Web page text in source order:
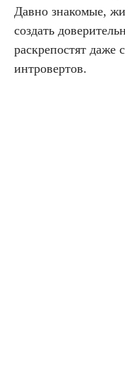
Давно знакомые,
создать
раскрепостят даже
интровертов.